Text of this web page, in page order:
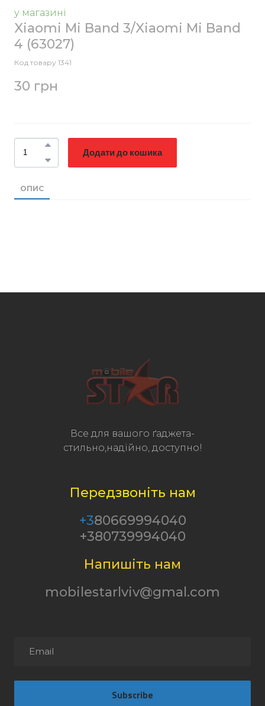
у магазині
Xiaomi Mi Band 3/Xiaomi Mi Band
4 (63027)
Код товару 1341
30 грн
Додати до кошика
ОПИС
Все для вашого ґаджета-
стильно,надійно, доступно!
Передзвоніть нам
+380669994040
+380739994040
Напишіть нам
mobilestarlviv@gmal.com
Subscribe